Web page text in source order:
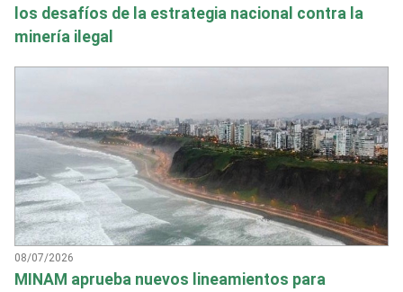
los desafíos de la estrategia nacional contra la
minería ilegal
08/07/2026
MINAM aprueba nuevos lineamientos para